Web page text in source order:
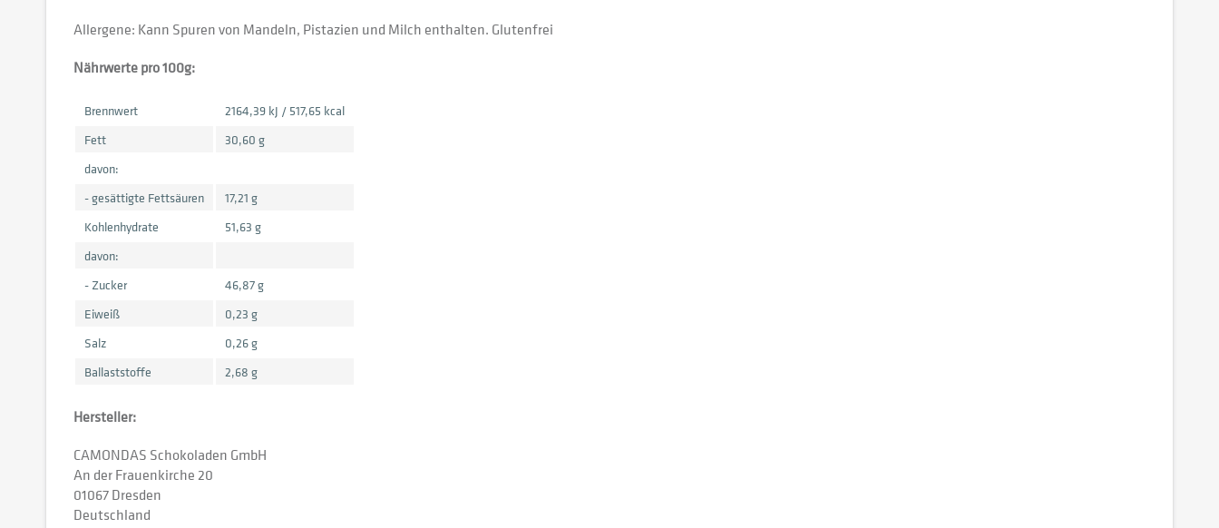
Allergene: Kann Spuren von Mandeln, Pistazien und Milch enthalten. Glutenfrei
Nährwerte pro 100g:
Brennwert
2164,39 kJ / 517,65 kcal
Fett
30,60 g
davon:
- gesättigte Fettsäuren
17,21 g
Kohlenhydrate
51,63 g
davon:
- Zucker
46,87 g
Eiweiß
0,23 g
Salz
0,26 g
Ballaststoffe
2,68 g
Hersteller:
CAMONDAS Schokoladen GmbH
An der Frauenkirche 20
01067 Dresden
Deutschland